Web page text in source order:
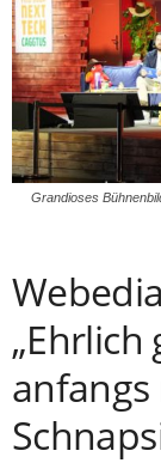
Grandioses
„Ehrlich